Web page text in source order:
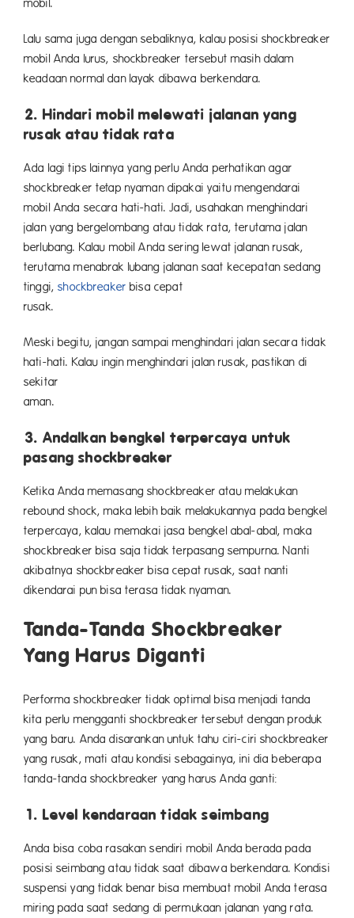
Lalu sama juga dengan sebaliknya, kalau posisi shockbreaker
mobil Anda lurus, shockbreaker tersebut masih dalam
keadaan normal dan layak dibawa berkendara.
2. Hindari mobil melewati jalanan yang
rusak atau tidak rata
Ada lagi tips lainnya yang perlu Anda perhatikan agar
shockbreaker tetap nyaman dipakai yaitu mengendarai
mobil Anda secara hati-hati. Jadi, usahakan menghindari
jalan yang bergelombang atau tidak rata, terutama jalan
berlubang. Kalau mobil Anda sering lewat jalanan rusak,
terutama menabrak lubang jalanan saat kecepatan sedang
tinggi,shockbreaker bisa cepat
Meski begitu, jangan sampai menghindari jalan secara tidak
hati-hati. Kalau ingin menghindari jalan rusak, pastikan di
sekitar
3. Andalkan bengkel terpercaya untuk
pasang shockbreaker
Ketika Anda memasang shockbreaker atau melakukan
rebound shock, maka lebih baik melakukannya pada bengkel
terpercaya, kalau memakai jasa bengkel abal-abal, maka
shockbreaker bisa saja tidak terpasang sempurna. Nanti
akibatnya shockbreaker bisa cepat rusak, saat nanti
dikendarai pun bisa terasa tidak nyaman.
Tanda-Tanda Shockbreaker
Yang Harus Diganti
Performa shockbreaker tidak optimal bisa menjadi tanda
kita perlu mengganti shockbreaker tersebut dengan produk
yang baru. Anda disarankan untuk tahu ciri-ciri shockbreaker
yang rusak, mati atau kondisi sebagainya, ini dia beberapa
tanda-tanda shockbreaker yang harus Anda ganti:
1. Level kendaraan tidak seimbang
Anda bisa coba rasakan sendiri mobil Anda berada pada
posisi seimbang atau tidak saat dibawa berkendara. Kondisi
suspensi yang tidak benar bisa membuat mobil Anda terasa
miring pada saat sedang di permukaan jalanan yang rata.